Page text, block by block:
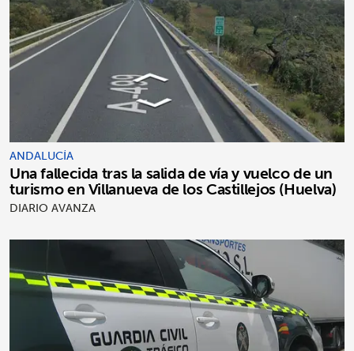
ANDALUCÍA
Una fallecida tras la salida de vía y vuelco de un
turismo en Villanueva de los Castillejos (Huelva)
DIARIO AVANZA